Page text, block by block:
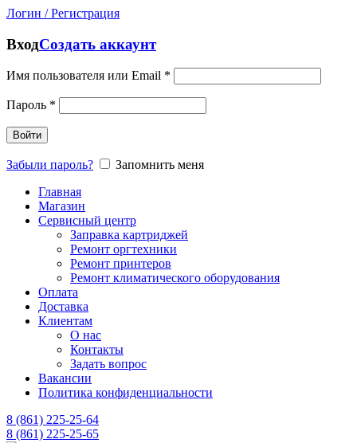
Логин / Регистрация
ВходСоздать аккаунт
Имя пользователя или Email *
Пароль *
Войти
Забыли пароль?
Запомнить меня
Главная
Магазин
Сервисный центр
Заправка картриджей
Ремонт оргтехники
Ремонт принтеров
Ремонт климатического оборудования
Оплата
Доставка
Клиентам
О нас
Контакты
Задать вопрос
Вакансии
Политика конфиденциальности
8 (861) 225-25-64
8 (861) 225-25-65